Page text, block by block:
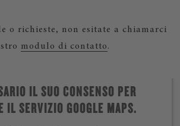
o richieste, non esitate a chiamarci
modulo di contatto.
IL SUO CONSENSO PER
IL SERVIZIO GOOGLE MAPS.